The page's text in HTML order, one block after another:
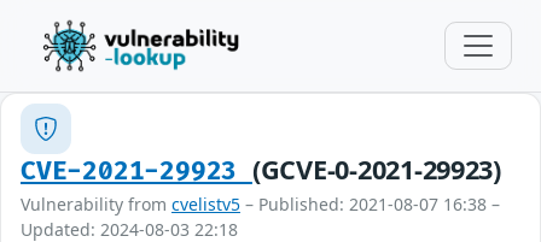
CVE-2021-29923 (GCVE-0-2021-29923)
Vulnerability from cvelistv5 – Published: 2021-08-07 16:38 –
Updated: 2024-08-03 22:18